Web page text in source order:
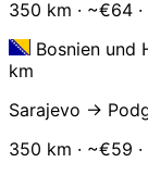
350 km · ~€64 ·
Bosnien und
km
Sarajevo →
350 km · ~€59 ·